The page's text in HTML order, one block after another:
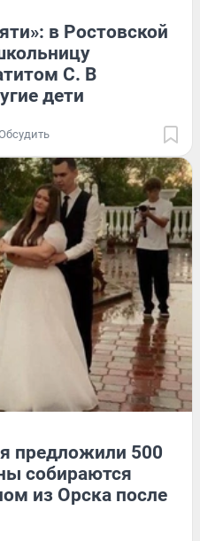
в Ростовской
С. В
дети
предложили 500
собираются
из Орска после